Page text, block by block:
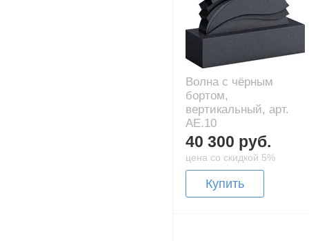
Волна с чёрным
бортом,
вертикальный, арт.
AE.10
40 300 руб.
цена со скидкой 5%
Купить